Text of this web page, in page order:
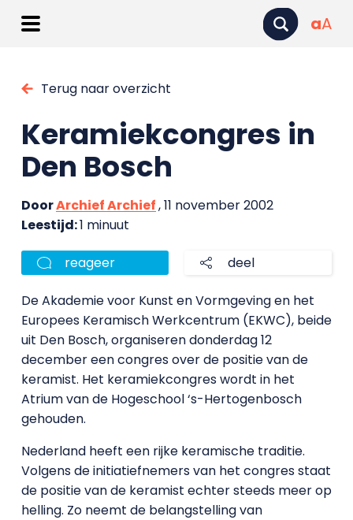
aA
Terug naar overzicht
Keramiekcongres in
Den Bosch
DoorArchief Archief, 11 november 2002
Leestijd:1 minuut
reageer deel
De Akademie voor Kunst en Vormgeving en het
Europees Keramisch Werkcentrum (EKWC), beide
uit Den Bosch, organiseren donderdag 12
december een congres over de positie van de
keramist. Het keramiekcongres wordt in het
Atrium van de Hogeschool ‘s-Hertogenbosch
gehouden.
Nederland heeft een rijke keramische traditie.
Volgens de initiatiefnemers van het congres staat
de positie van de keramist echter steeds meer op
helling. Zo neemt de belangstelling van